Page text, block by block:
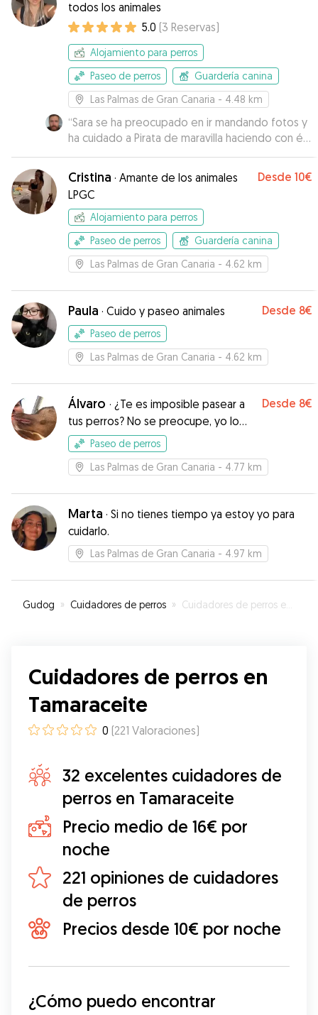
todos los animales
5.0 (3 Reservas)
Alojamiento para perros
Paseo de perros
Guardería canina
Las Palmas de Gran Canaria - 4.48 km
“Sara se ha preocupado en ir mandando fotos y
ha cuidado a Pirata de maravilla haciendo con él
planes divertidos.”
Cristina · Amante de los animales
LPGC
Desde 10€
Alojamiento para perros
Paseo de perros
Guardería canina
Las Palmas de Gran Canaria - 4.62 km
Paula · Cuido y paseo animales Desde 8€
Paseo de perros
Las Palmas de Gran Canaria - 4.62 km
Álvaro · ¿Te es imposible pasear a
tus perros? No se preocupe, yo lo
podré hacer por ti
Desde 8€
Paseo de perros
Las Palmas de Gran Canaria - 4.77 km
Marta · Si no tienes tiempo ya estoy yo para
cuidarlo.
Las Palmas de Gran Canaria - 4.97 km
Gudog » Cuidadores de perros » Cuidadores de perros en Tamaraceite
Cuidadores de perros en
Tamaraceite
0 (221 Valoraciones)
32 excelentes cuidadores de
perros en Tamaraceite
Precio medio de 16€ por
noche
221 opiniones de cuidadores
de perros
Precios desde 10€ por noche
¿Cómo puedo encontrar